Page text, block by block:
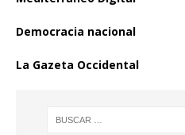
Democracia nacional
La Gazeta Occidental